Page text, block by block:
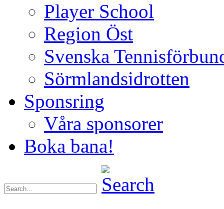
Player School
Region Öst
Svenska
Sörmlandsidrotten
Sponsring
Våra sponsorer
Boka bana!